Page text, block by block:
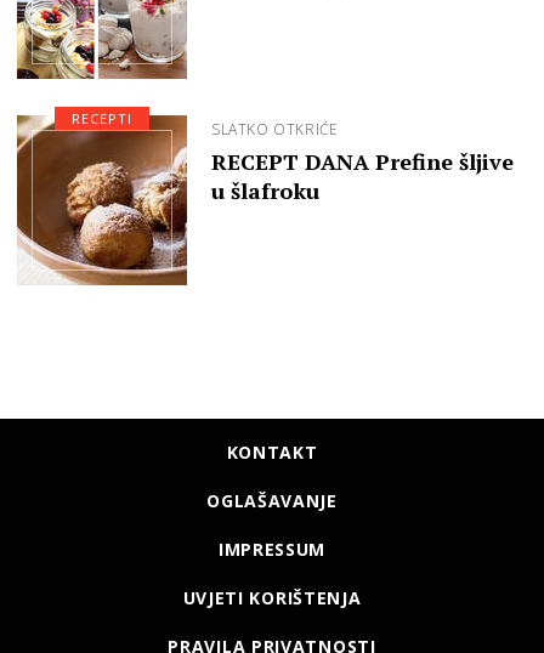
SLATKO OTKRIĆE
RECEPT DANA Prefine šljive
u šlafroku
RECEPTI
KONTAKT
OGLAŠAVANJE
IMPRESSUM
UVJETI KORIŠTENJA
PRAVILA PRIVATNOSTI